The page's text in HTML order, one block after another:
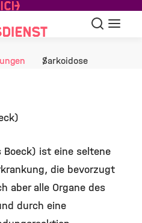
Suche
Sarkoidose
Boeck) ist eine seltene
die bevorzugt
aber alle Organe des
durch eine